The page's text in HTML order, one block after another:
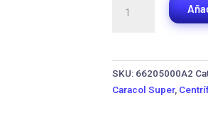
Centrífuga
SKU: 66205000A2
Caracol Super,